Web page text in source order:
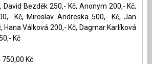
David Bezděk 250,- Kč, Anonym 200,- Kč,
Kč, Miroslav Andreska 500,- Kč, Jan
Hana Válková 200,- Kč, Dagmar Karlíková
Kč
Kč